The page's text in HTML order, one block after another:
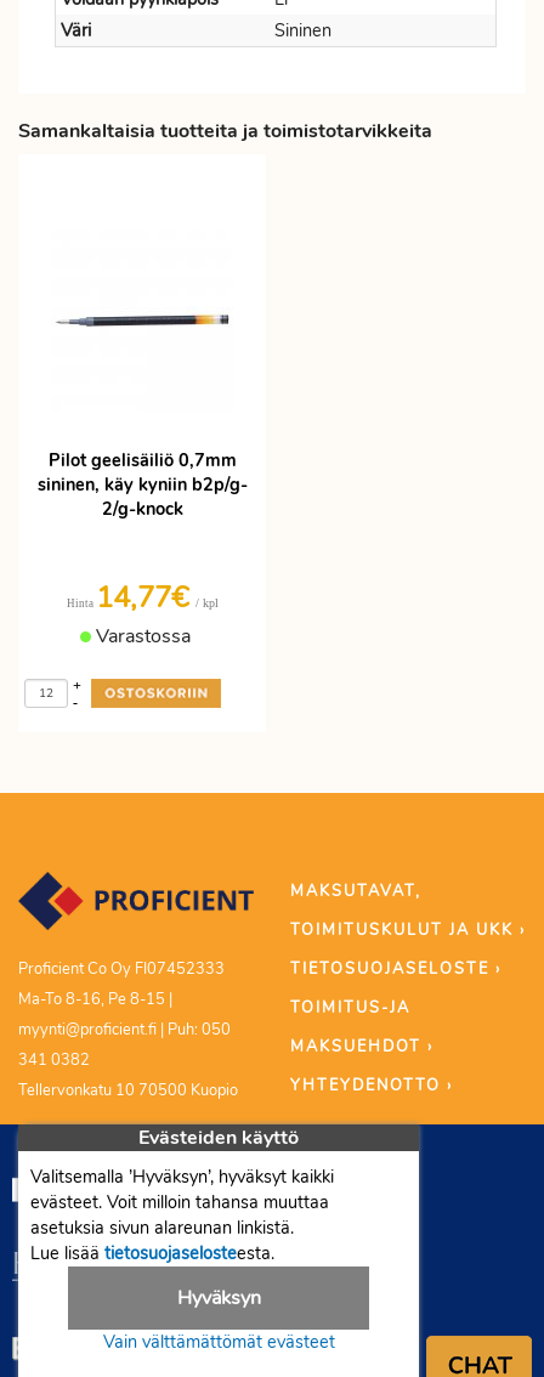
Väri
Sininen
Samankaltaisia tuotteita ja toimistotarvikkeita
Pilot geelisäiliö 0,7mm
sininen, käy kyniin b2p/g-
2/g-knock
Hinta 14,77€ / kpl
Varastossa
-
+
Proficient Co Oy FI07452333
Ma-To 8-16, Pe 8-15 |
myynti@proficient.fi | Puh: 050
341 0382
Tellervonkatu 10 70500 Kuopio
MAKSUTAVAT,
TOIMITUSKULUT JA UKK ›
TIETOSUOJASELOSTE ›
TOIMITUS-JA
MAKSUEHDOT ›
YHTEYDENOTTO ›
Evästeiden käyttö
Valitsemalla ’Hyväksyn’, hyväksyt kaikki
evästeet. Voit milloin tahansa muuttaa
asetuksia sivun alareunan linkistä.
Lue lisää tietosuojaselosteesta.
Hyväksyn
Vain välttämättömät evästeet